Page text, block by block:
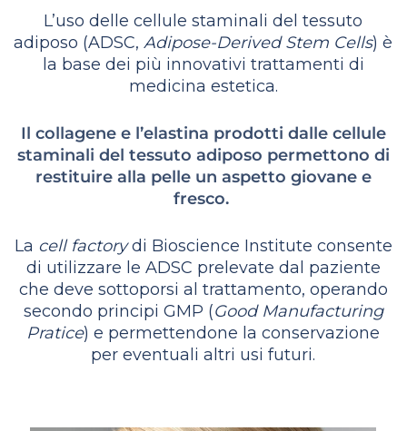
L’uso delle cellule staminali del tessuto
adiposo (ADSC,Adipose-Derived Stem Cells) è
la base dei più innovativi trattamenti di
medicina estetica.
Il collagene e l’elastina prodotti dalle cellule
staminali del tessuto adiposo permettono di
restituire alla pelle un aspetto giovane e
fresco.
La cell factorydi Bioscience Institute consente
di utilizzare le ADSC prelevate dal paziente
che deve sottoporsi al trattamento, operando
secondo principi GMP (Good Manufacturing
Pratice) e permettendone la conservazione
per eventuali altri usi futuri.